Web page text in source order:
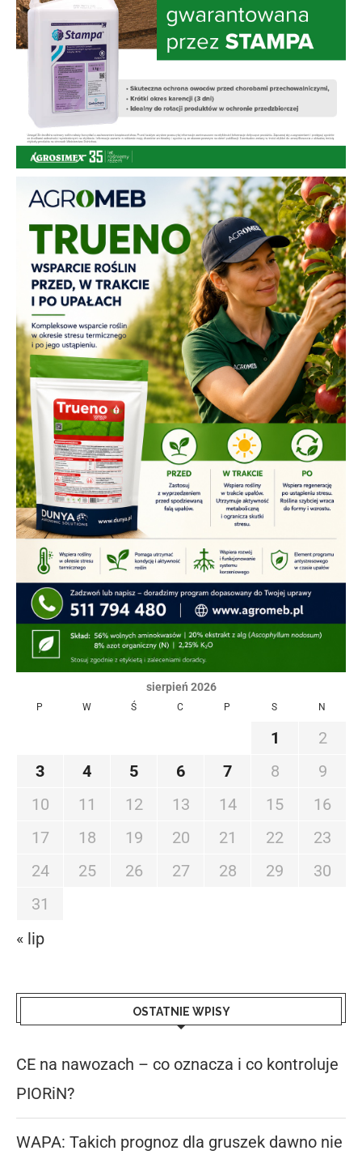
sierpień 2026
P W Ś C P S N
1
2
3
4 5 6 7 8
9
10
11 12 13 14 15
16
17
18 19 20 21 22
23
24
25 26 27 28 29
30
31
« lip
OSTATNIE WPISY
CE na nawozach – co oznacza i co kontroluje
PIORiN?
WAPA: Takich prognoz dla gruszek dawno nie